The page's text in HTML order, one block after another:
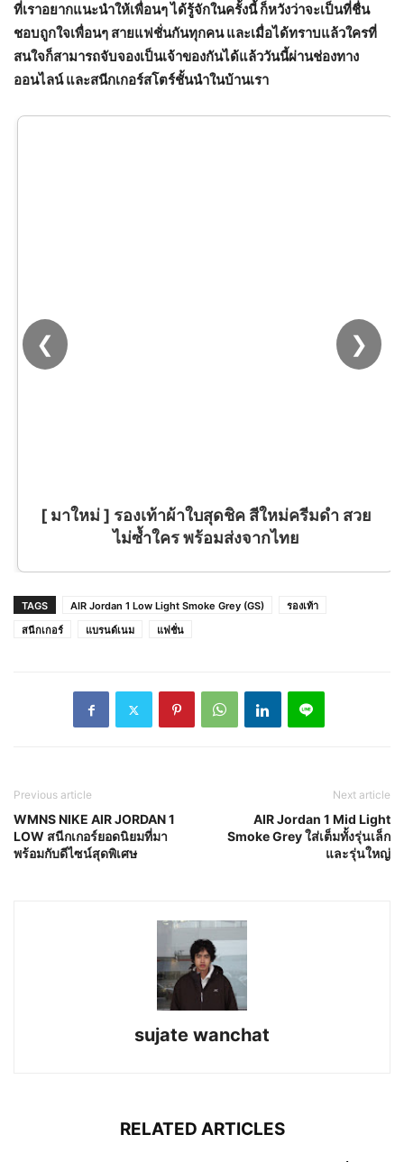
ที่เราอยากแนะนำให้เพื่อนๆ ได้รู้จักในครั้งนี้ ก็หวังว่าจะเป็นที่ชื่น
ชอบถูกใจเพื่อนๆ สายแฟชั่นกันทุกคน และเมื่อได้ทราบแล้วใครที่
สนใจก็สามารถจับจองเป็นเจ้าของกันได้แล้ววันนี้ผ่านช่องทาง
ออนไลน์ และสนีกเกอร์สโตร์ชั้นนำในบ้านเรา
[ มาใหม่ ] รองเท้าผ้าใบสุดชิค สีใหม่ครีมดำ สวย
ไม่ซ้ำใคร พร้อมส่งจากไทย
❮ ❯
TAGS AIR Jordan 1 Low Light Smoke Grey (GS)
รองเท้า
สนีกเกอร์
แบรนด์เนม แฟชั่น
Previous article
WMNS NIKE AIR JORDAN 1
LOW สนีกเกอร์ยอดนิยมที่มา
พร้อมกับดีไซน์สุดพิเศษ
Next article
AIR Jordan 1 Mid Light
Smoke Grey ใส่เต็มทั้งรุ่นเล็ก
และรุ่นใหญ่
sujate wanchat
RELATED ARTICLES